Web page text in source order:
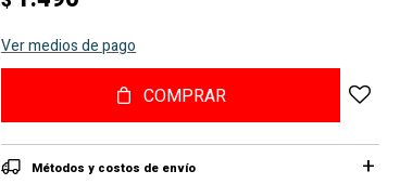
Ver medios de pago
COMPRAR
Métodos y costos de envío